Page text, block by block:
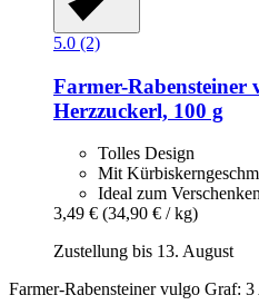
5.0 (2)
Farmer-Rabensteiner
Herzzuckerl, 100 g
Tolles Design
Mit
Ideal zum Verschenken
3,49 € (34,90 € / kg)
Zustellung bis 13. August
Farmer-Rabensteiner vulgo Graf: